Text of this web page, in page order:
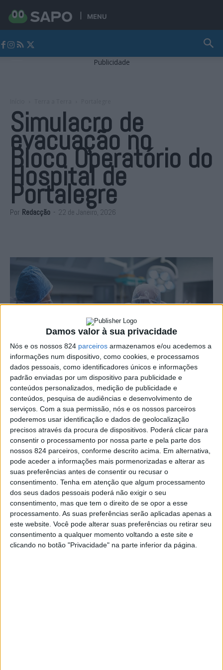
Damos valor à sua privacidade
Nós e os nossos 824 parceiros armazenamos e/ou acedemos a
informações num dispositivo, como cookies, e processamos
dados pessoais, como identificadores únicos e informações
padrão enviadas por um dispositivo para publicidade e
conteúdos personalizados, medição de publicidade e
conteúdos, pesquisa de audiências e desenvolvimento de
serviços. Com a sua permissão, nós e os nossos parceiros
poderemos usar identificação e dados de geolocalização
precisos através da procura de dispositivos. Poderá clicar para
consentir o processamento por nossa parte e pela parte dos
nossos 824 parceiros, conforme descrito acima. Em alternativa,
pode aceder a informações mais pormenorizadas e alterar as
suas preferências antes de consentir ou recusar o
consentimento. Tenha em atenção que algum processamento
dos seus dados pessoais poderá não exigir o seu
consentimento, mas que tem o direito de se opor a esse
processamento. As suas preferências serão aplicadas apenas a
este website. Você pode alterar suas preferências ou retirar seu
consentimento a qualquer momento voltando a este site e
clicando no botão "Privacidade" na parte inferior da página.
MENU
Publicidade
Simulacro de
evacuação no
Bloco Operatório do
Hospital de
Portalegre
Por Redacção - 22 de Janeiro, 2026
Na próxima sexta-feira, dia 23, entre as 14h e as 16h, o
Bloco Operatório do Hospital Doutor José Maria Grande
(HDJMG) será palco de um exercício de simulacro de
evacuação. A iniciativa, coordenada pela Unidade de
Gestão do Risco e organizada pelo Grupo de Trabalho
para a Revisão dos Planos de Emergência e Catástrofe
da ULS Alto Alentejo, visa testar e aperfeiçoar os
procedimentos de segurança do hospital.